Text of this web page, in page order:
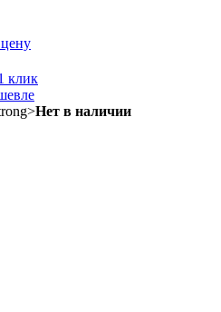
клик
Нет в наличии